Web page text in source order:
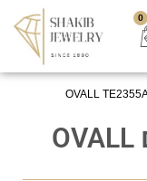
0
תליון יהלומים דגם OVALL